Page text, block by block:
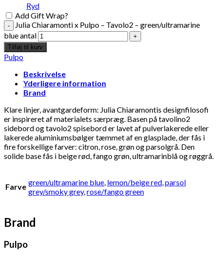
Ryd
Add Gift Wrap?
Julia Chiaramonti x Pulpo – Tavolo2 – green/ultramarine
blue antal
Tilføj til kurv
Pulpo
Beskrivelse
Yderligere information
Brand
Klare linjer, avantgardeform: Julia Chiaramontis designfilosofi
er inspireret af materialets særpræg. Basen på tavolino2
sidebord og tavolo2 spisebord er lavet af pulverlakerede eller
lakerede aluminiumsbølger tæmmet af en glasplade, der fås i
fire forskellige farver: citron, rose, grøn og parsolgrå. Den
solide base fås i beige rød, fango grøn, ultramarinblå og røggrå.
Farve green/ultramarine blue, lemon/beige red,parsol
grey/smoky grey,rose/fango green
Brand
Pulpo